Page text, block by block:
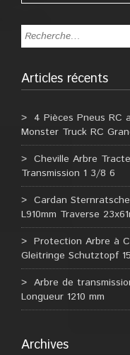
Articles récents
4 Pièces Pneus RC
Monster Truck RC
Cheville Arbre
Transmission 1 3/8 6
Cardan
L910mm Traverse
Protection Arbre à
Gleitringe Schutztopf
Arbre de
Longueur 1210 mm
Archives